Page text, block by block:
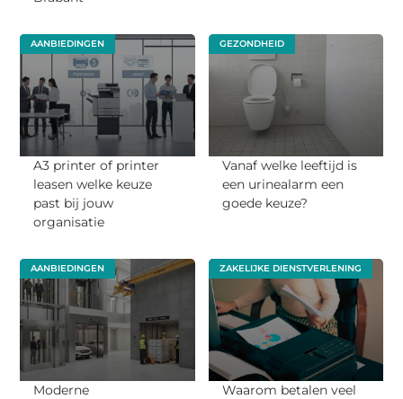
AANBIEDINGEN
A3 printer of printer
leasen welke keuze
past bij jouw
organisatie
GEZONDHEID
Vanaf welke leeftijd is
een urinealarm een
goede keuze?
AANBIEDINGEN
Moderne
ZAKELIJKE DIENSTVERLENING
Waarom betalen veel